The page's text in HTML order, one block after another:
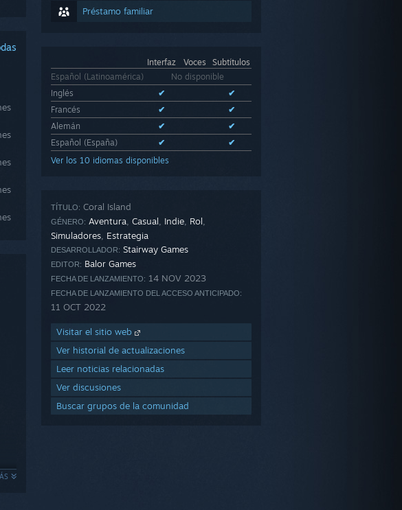
Préstamo familiar
Interfaz Voces
Subtítulos
Español (Latinoamérica)
No disponible
Inglés
✔
✔
Francés
✔
✔
Alemán
✔
✔
Español (España)
✔
✔
Ver los 10 idiomas disponibles
TÍTULO: Coral Island
GÉNERO: Aventura Casual Indie Rol
Simuladores Estrategia
DESARROLLADOR: Stairway Games
EDITOR: Balor Games
FECHA DE LANZAMIENTO: 14 NOV 2023
FECHA DE LANZAMIENTO DEL ACCESO ANTICIPADO:
11 OCT 2022
Visitar el sitio web
Ver historial de actualizaciones
Leer noticias relacionadas
Ver discusiones
Buscar grupos de la comunidad